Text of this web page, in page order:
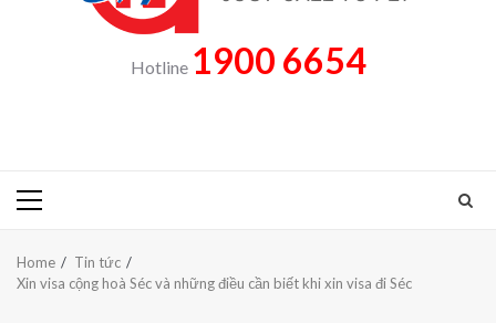
Hotline 1900 6654
Primary
Home
Tin tức
Xin visa cộng hoà Séc và những điều cần biết khi xin visa đi Séc